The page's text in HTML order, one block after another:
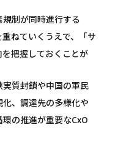
制が同時進行する
ねていくうえで、「サ
把握しておくことが
質封鎖や中国の軍民
、調達先の多様化や
の推進が重要なCxO